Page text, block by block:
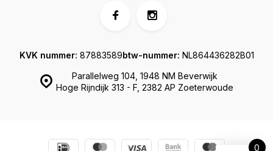
Parallelweg 104, 1948 NM Beverwijk
Hoge Rijndijk 313 - F, 2382 AP Zoeterwoude
KVK nummer: 87883589btw-nummer: NL864436282B01
0